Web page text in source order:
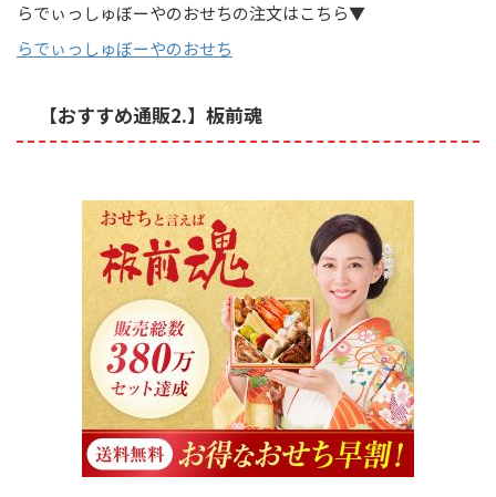
らでぃっしゅぼーやのおせちの注文はこちら▼
らでぃっしゅぼーやのおせち
【おすすめ通販2.】板前魂